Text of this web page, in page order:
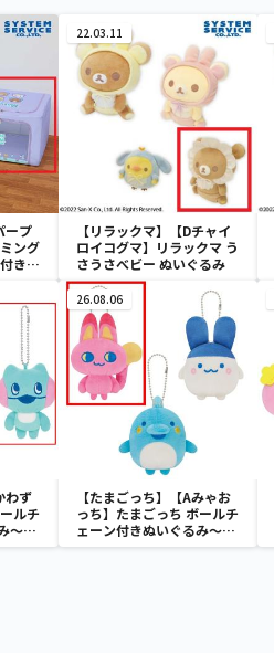
ープ
ング
き収
22.03.11
【リラックマ】【Dチャイ
ロイコグマ】リラックマ う
さうさべビー ぬいぐるみ
わず
ルチ
～
～
26.08.06
【たまごっち】【Aみゃお
っち】たまごっち ボールチ
ェーン付きぬいぐるみ～
Tamagotchi Paradise～